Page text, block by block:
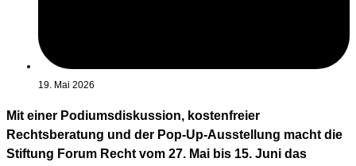
19. Mai 2026
Mit einer Podiumsdiskussion, kostenfreier
Rechtsberatung und der Pop-Up-Ausstellung macht die
Stiftung Forum Recht vom 27. Mai bis 15. Juni das